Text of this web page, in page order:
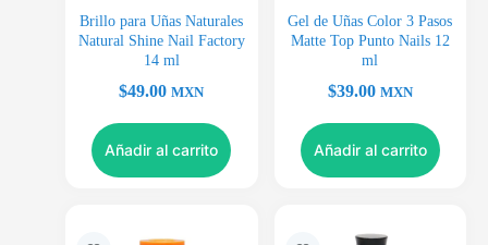
Brillo para Uñas Naturales
Natural Shine Nail Factory
14 ml
$49.00 MXN
Añadir al carrito
Gel de Uñas Color 3 Pasos
Matte Top Punto Nails 12
ml
$39.00 MXN
Añadir al carrito